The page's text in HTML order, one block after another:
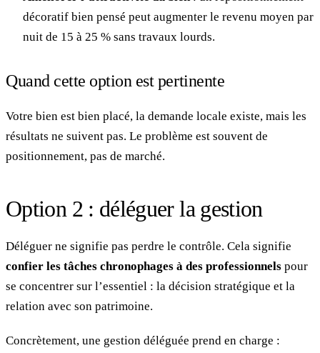
décoratif bien pensé peut augmenter le revenu moyen par
nuit de 15 à 25 % sans travaux lourds.
Quand cette option est pertinente
Votre bien est bien placé, la demande locale existe, mais les
résultats ne suivent pas. Le problème est souvent de
positionnement, pas de marché.
Option 2 : déléguer la gestion
Déléguer ne signifie pas perdre le contrôle. Cela signifie
confier les tâches chronophages à des professionnels pour
se concentrer sur l’essentiel : la décision stratégique et la
relation avec son patrimoine.
Concrètement, une gestion déléguée prend en charge :